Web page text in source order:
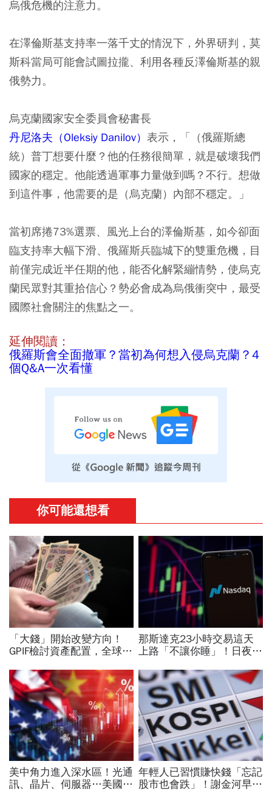
烏俄危機的注意力。
在澤倫斯基支持率一落千丈的情況下，外界研判，莫
斯科當局可能會試圖拉攏、利用各種反澤倫斯基的親
俄勢力。
烏克蘭國家安全委員會秘書長
丹尼洛夫（Oleksiy Danilov） 表示，「（俄羅斯總
統）普丁想要什麼？他的任務很簡單，就是破壞我們
國家的穩定。他能透過軍事力量做到嗎？不行。想做
到這件事，他需要的是（烏克蘭）內部不穩定。」
當初席捲73%選票、風光上台的澤倫斯基，如今卻面
臨支持率大幅下滑、俄羅斯兵臨城下的雙重危機，目
前僅完成近半任期的他，能否化解緊繃情勢，使烏克
蘭民眾對其重拾信心？勢必會成為烏俄衝突中，最受
國際社會關注的焦點之一。
延伸閱讀：
俄羅斯會全面撤軍？當初為何想入侵烏克蘭？4
個Q&A一次看懂